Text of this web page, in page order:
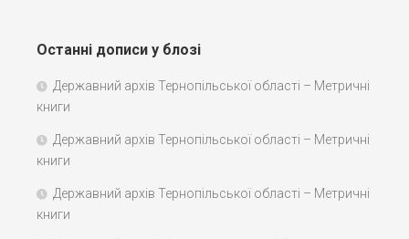
Останні дописи у блозі
Державний архів Тернопільської області – Метричні
книги
Державний архів Тернопільської області – Метричні
книги
Державний архів Тернопільської області – Метричні
книги